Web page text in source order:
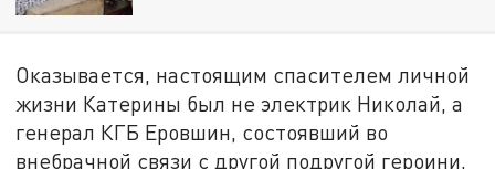
Оказывается, настоящим спасителем личной
жизни Катерины был не электрик Николай, а
генерал КГБ Еровшин, состоявший во
внебрачной связи с другой подругой героини,